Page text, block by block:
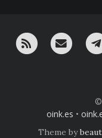
RSS
©
oink.es •
Theme by